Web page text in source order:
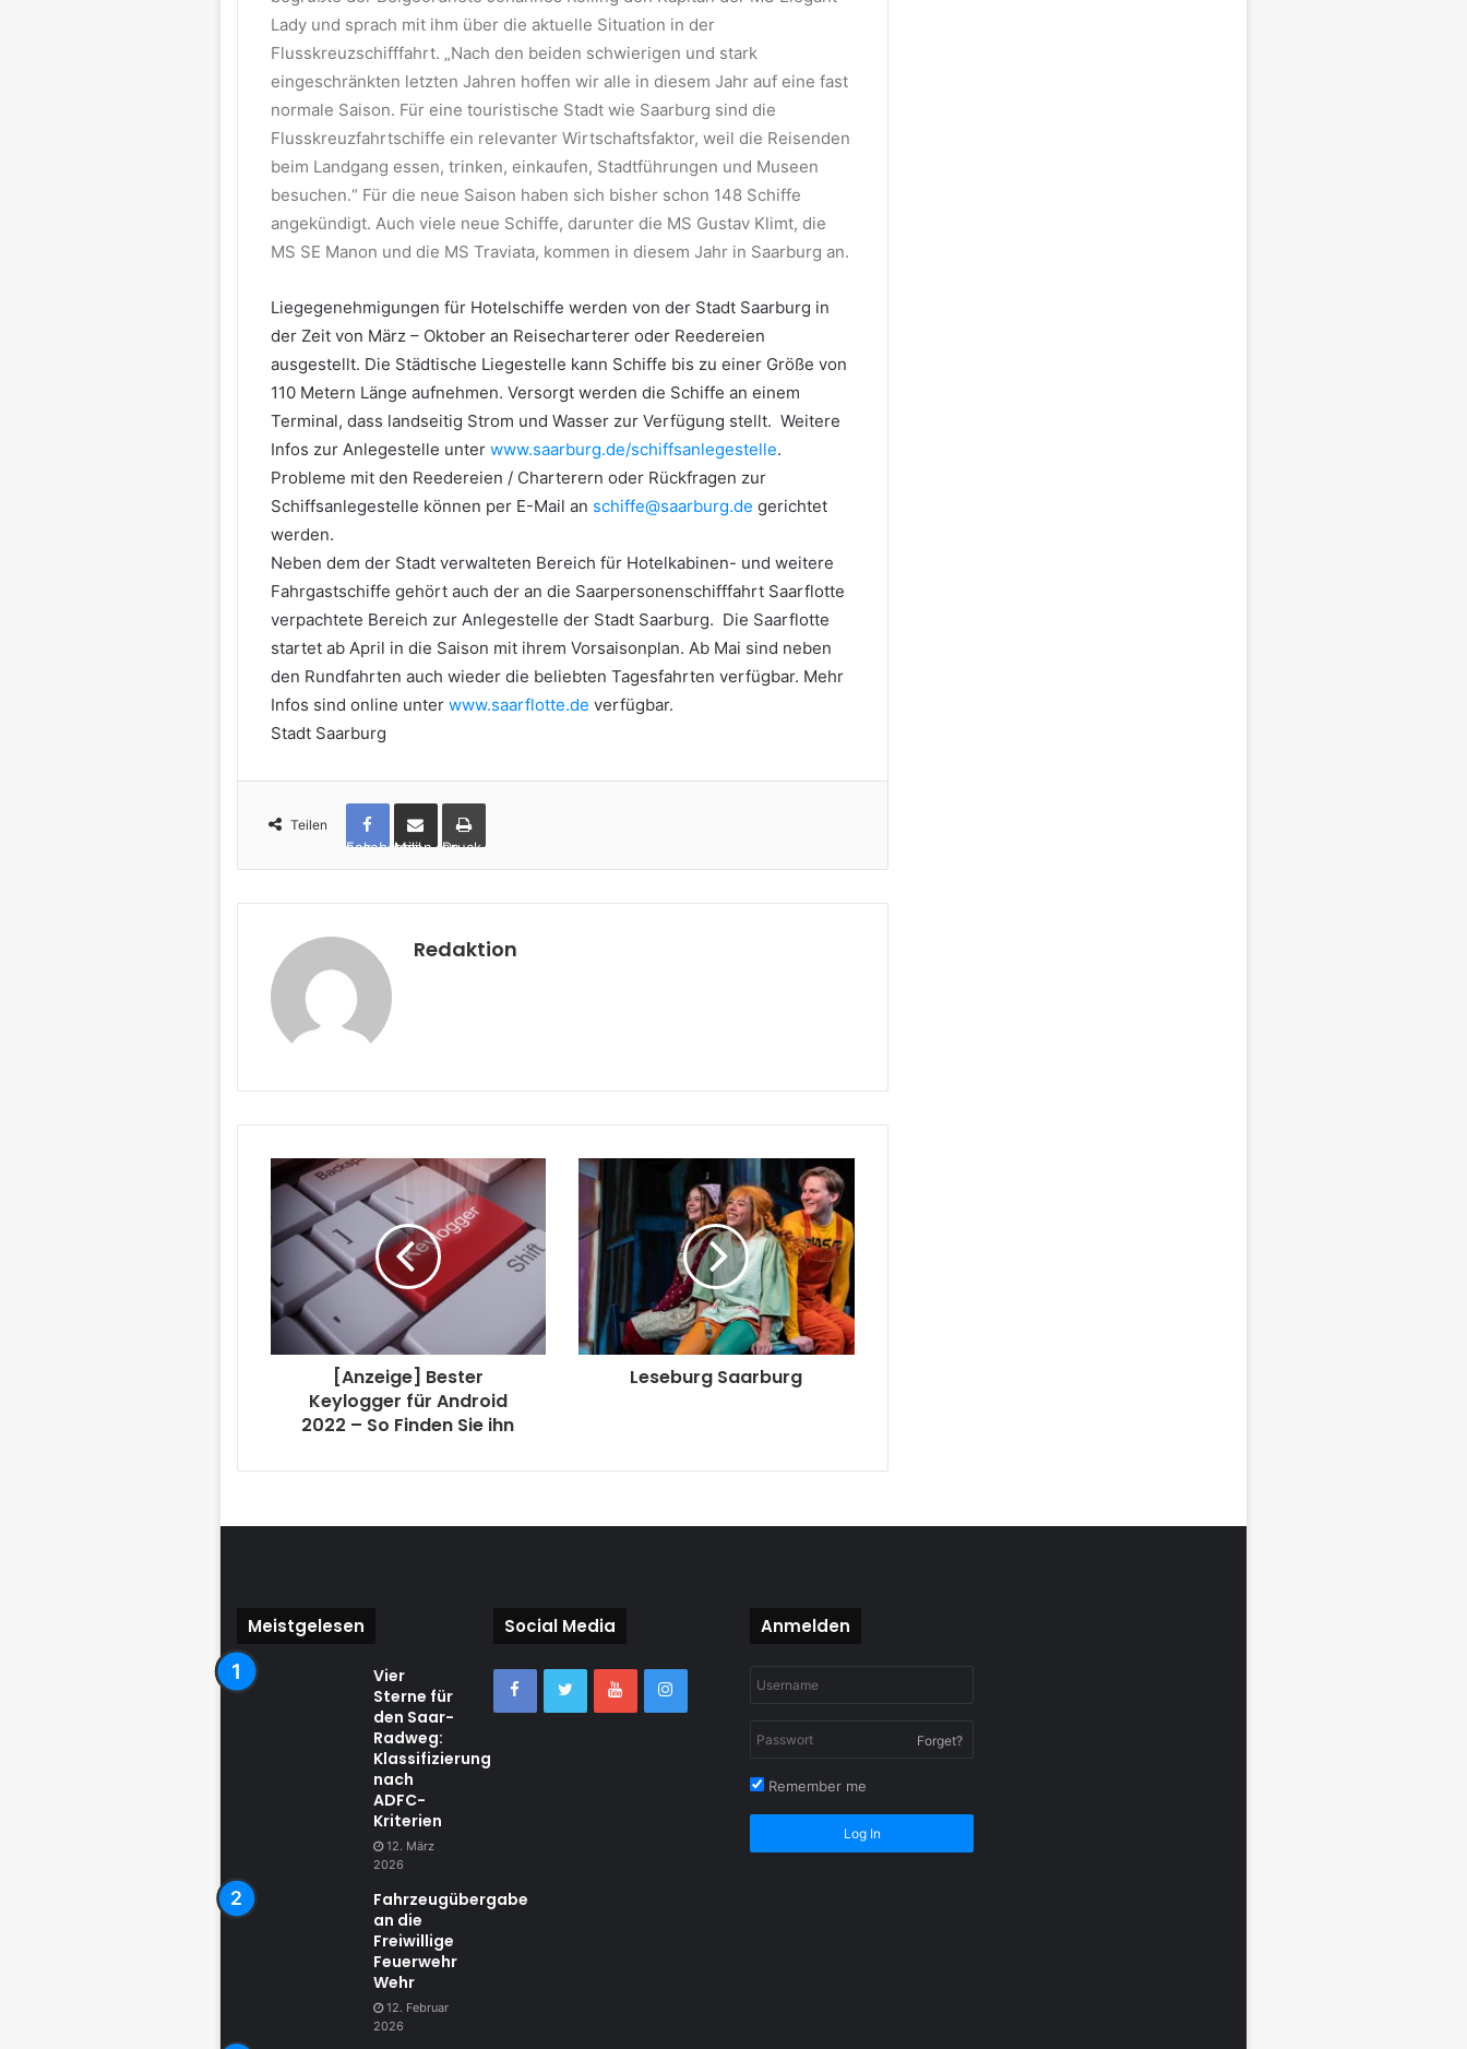
Lady und sprach mit ihm über die aktuelle Situation in der
Flusskreuzschifffahrt. „Nach den beiden schwierigen und stark
eingeschränkten letzten Jahren hoffen wir alle in diesem Jahr auf eine fast
normale Saison. Für eine touristische Stadt wie Saarburg sind die
Flusskreuzfahrtschiffe ein relevanter Wirtschaftsfaktor, weil die Reisenden
beim Landgang essen, trinken, einkaufen, Stadtführungen und Museen
besuchen.“ Für die neue Saison haben sich bisher schon 148 Schiffe
angekündigt. Auch viele neue Schiffe, darunter die MS Gustav Klimt, die
MS SE Manon und die MS Traviata, kommen in diesem Jahr in Saarburg an.
Liegegenehmigungen für Hotelschiffe werden von der Stadt Saarburg in
der Zeit von März – Oktober an Reisecharterer oder Reedereien
ausgestellt. Die Städtische Liegestelle kann Schiffe bis zu einer Größe von
110 Metern Länge aufnehmen. Versorgt werden die Schiffe an einem
Terminal, dass landseitig Strom und Wasser zur Verfügung stellt. Weitere
Infos zur Anlegestelle unter www.saarburg.de/schiffsanlegestelle.
Probleme mit den Reedereien / Charterern oder Rückfragen zur
Schiffsanlegestelle können per E-Mail an schiffe@saarburg.de gerichtet
werden.
Neben dem der Stadt verwalteten Bereich für Hotelkabinen- und weitere
Fahrgastschiffe gehört auch der an die Saarpersonenschifffahrt Saarflotte
verpachtete Bereich zur Anlegestelle der Stadt Saarburg. Die Saarflotte
startet ab April in die Saison mit ihrem Vorsaisonplan. Ab Mai sind neben
den Rundfahrten auch wieder die beliebten Tagesfahrten verfügbar. Mehr
Infos sind online unter www.saarflotte.de verfügbar.
Stadt Saarburg
Teilen
Facebook per Mail teilen Drucken
Redaktion
[Anzeige] Bester
Keylogger für Android
2022 – So Finden Sie ihn
Leseburg Saarburg
Meistgelesen
Vier
Sterne für
den Saar-
Radweg:
Klassifizierung
nach
ADFC-
Kriterien
12. März
2026
Fahrzeugübergabe
an die
Freiwillige
Feuerwehr
Wehr
12. Februar
2026
Social Media Anmelden
Forget?
Remember me
Log In